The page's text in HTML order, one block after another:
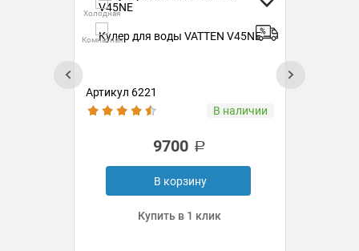
Холодная
Комнатная
Кулер для воды VATTEN V45NE
Артикул 6221
В наличии
9700
В корзину
Купить в 1 клик